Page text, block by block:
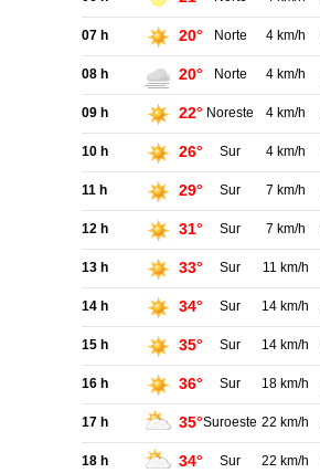
07 h 20° Norte 4 km/h
08 h 20° Norte 4 km/h
09 h 22° Noreste 4 km/h
10 h 26° Sur 4 km/h
11 h 29° Sur 7 km/h
12 h 31° Sur 7 km/h
13 h 33° Sur 11 km/h
14 h 34° Sur 14 km/h
15 h 35° Sur 14 km/h
16 h 36° Sur 18 km/h
17 h 35°Suroeste 22 km/h
18 h 34° Sur 22 km/h